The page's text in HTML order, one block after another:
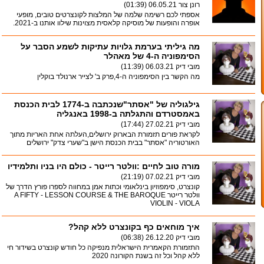
רונן צור 06.05.21 (01:39)
אספתי לכם רשימה שלמה של המלצות לקונצרטים טובים, מופעי
אופרה והופעות של מוסיקה קלאסית מצוינות שילוו אותנו ב-2021.
מה גיליתי בערמת גלויות עתיקות לשמע הסבר על
הסימפוניה ה-4 של מאהלר
מובי דיק 06.03.21 (11:39)
מה הקשר בין הסימפוניה ה-4,פרק ב' לצייר ארנולד בוקלין
גילגוליה של "אסתר"שנכתבה ב-1774 לבית הכנסת
באמסטרדם והתגלתה ב-1998 באנגליה
מובי דיק 27.02.21 (17:44)
לקראת פורים תזמורת הבארוק ירושלים,העלתה אחת האריות מתוך
האורטוריה "אסתר" בבית הכנסת הישן ב"שערי צדק" ירושלים
מורה טוב לחיים :וולטר רייטר - כולם היו בניו ותלמידיו
מובי דיק 07.02.21 (21:19)
קונצרט, סימפוזיון בינלאומי וכתות אמן במחווה לספרו פורץ הדרך של
וולטר רייטר A FIFTY - LESSON COURSE & THE BAROQUE
VIOLIN - VIOLA
איך מוחאים כף בקונצרט ללא קהל?
מובי דיק 26.12.20 (06:38)
התזמורת הקאמרית הישראלית מנפיקה כל חודש קונצרט בשידור חי
ללא קהל וכל זה בשנת הקורונה 2020